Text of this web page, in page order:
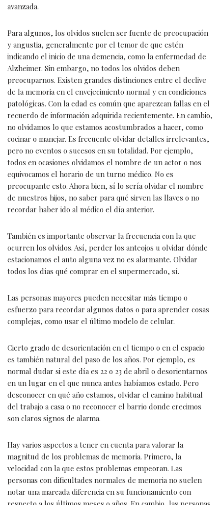
avanzada.
Para algunos, los olvidos suelen ser fuente de preocupación
y angustia, generalmente por el temor de que estén
indicando el inicio de una demencia, como la enfermedad de
Alzheimer. Sin embargo, no todos los olvidos deben
preocuparnos. Existen grandes distinciones entre el declive
de la memoria en el envejecimiento normal y en condiciones
patológicas. Con la edad es común que aparezcan fallas en el
recuerdo de información adquirida recientemente. En cambio,
no olvidamos lo que estamos acostumbrados a hacer, como
cocinar o manejar. Es frecuente olvidar detalles irrelevantes,
pero no eventos o sucesos en su totalidad. Por ejemplo,
todos en ocasiones olvidamos el nombre de un actor o nos
equivocamos el horario de un turno médico. No es
preocupante esto. Ahora bien, sí lo sería olvidar el nombre
de nuestros hijos, no saber para qué sirven las llaves o no
recordar haber ido al médico el día anterior.
También es importante observar la frecuencia con la que
ocurren los olvidos. Así, perder los anteojos u olvidar dónde
estacionamos el auto alguna vez no es alarmante. Olvidar
todos los días qué comprar en el supermercado, sí.
Las personas mayores pueden necesitar más tiempo o
esfuerzo para recordar algunos datos o para aprender cosas
complejas, como usar el último modelo de celular.
Cierto grado de desorientación en el tiempo o en el espacio
es también natural del paso de los años. Por ejemplo, es
normal dudar si este día es 22 o 23 de abril o desorientarnos
en un lugar en el que nunca antes habíamos estado. Pero
desconocer en qué año estamos, olvidar el camino habitual
del trabajo a casa o no reconocer el barrio donde crecimos
son claros signos de alarma.
Hay varios aspectos a tener en cuenta para valorar la
magnitud de los problemas de memoria. Primero, la
velocidad con la que estos problemas empeoran. Las
personas con dificultades normales de memoria no suelen
notar una marcada diferencia en su funcionamiento con